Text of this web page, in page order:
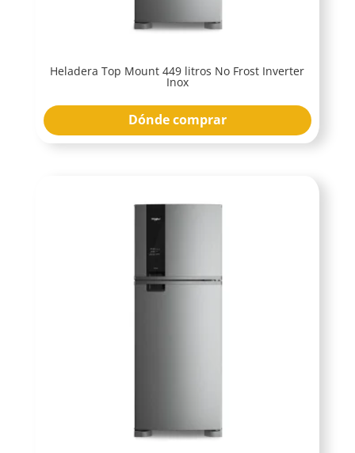
Heladera Top Mount 449 litros No Frost Inverter
Inox
Dónde comprar